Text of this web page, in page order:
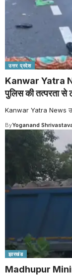
उत्तर प्रदेश
Kanwar Yatra
पुलिस की तत्परता से
Kanwar Yatra News
ByYoganand
झारखंड
Madhupur